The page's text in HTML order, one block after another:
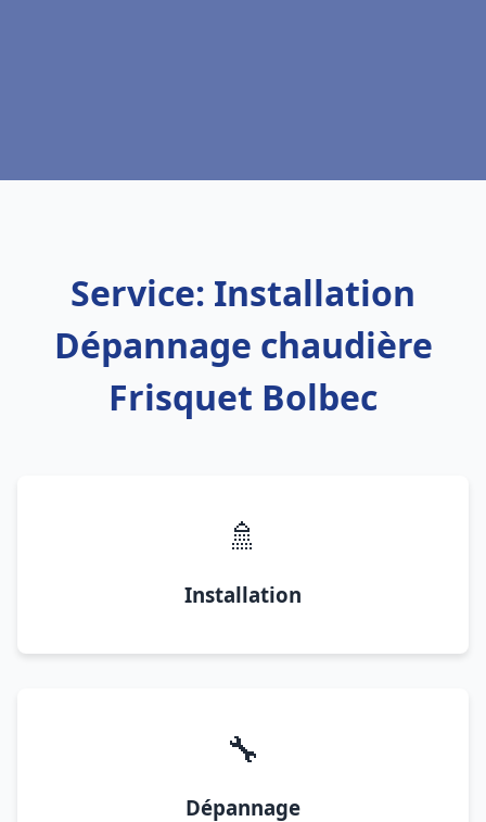
Service: Installation
Dépannage chaudière
Frisquet Bolbec
🚿
Installation
🔧
Dépannage